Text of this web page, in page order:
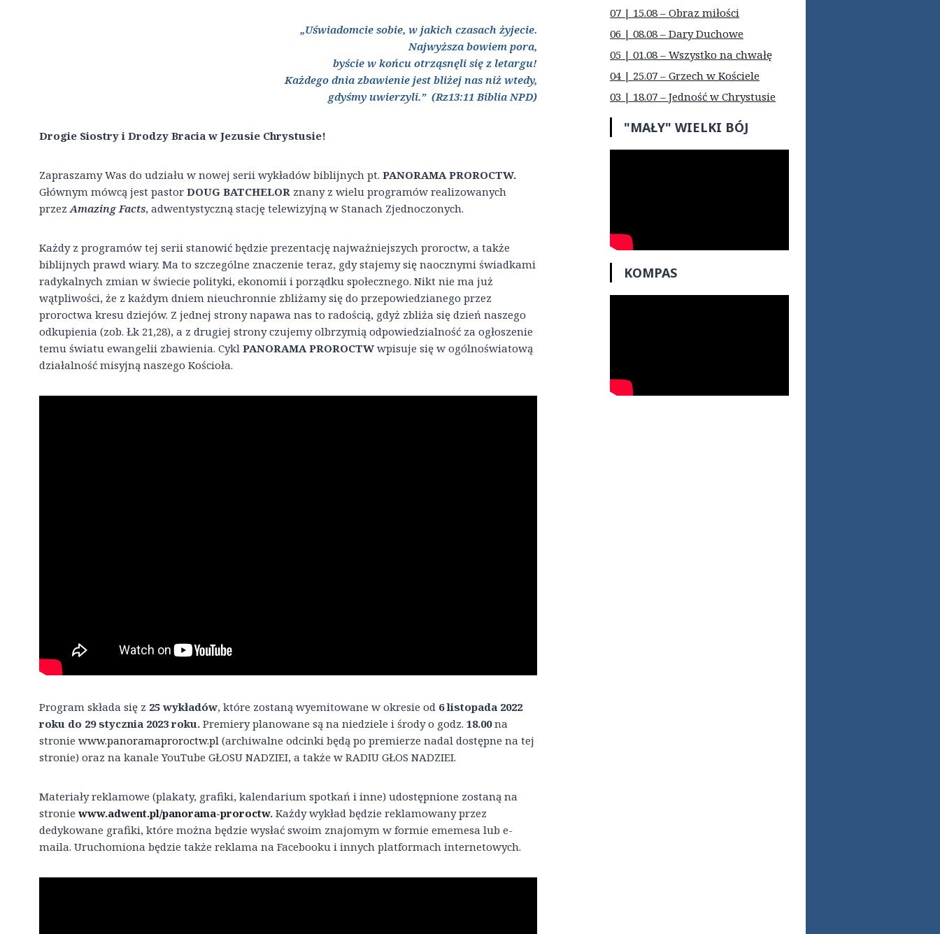
„Uświadomcie sobie, w jakich czasach żyjecie.
Najwyższa bowiem pora,
byście w końcu otrząsnęli się z letargu!
Każdego dnia zbawienie jest bliżej nas niż wtedy,
gdyśmy uwierzyli.” (Rz13:11 Biblia NPD)
Drogie Siostry i Drodzy Bracia w Jezusie Chrystusie!
Zapraszamy Was do udziału w nowej serii wykładów biblijnych pt. PANORAMA PROROCTW.
Głównym mówcą jest pastor DOUG BATCHELOR znany z wielu programów realizowanych
przezAmazing Facts, adwentystyczną stację telewizyjną w Stanach Zjednoczonych.
Każdy z programów tej serii stanowić będzie prezentację najważniejszych proroctw, a także
biblijnych prawd wiary. Ma to szczególne znaczenie teraz, gdy stajemy się naocznymi świadkami
radykalnych zmian w świecie polityki, ekonomii i porządku społecznego. Nikt nie ma już
wątpliwości, że z każdym dniem nieuchronnie zbliżamy się do przepowiedzianego przez
proroctwa kresu dziejów. Z jednej strony napawa nas to radością, gdyż zbliża się dzień naszego
odkupienia (zob. Łk 21,28), a z drugiej strony czujemy olbrzymią odpowiedzialność za ogłoszenie
temu światu ewangelii zbawienia. Cykl PANORAMA PROROCTW wpisuje się w ogólnoświatową
działalność misyjną naszego Kościoła.
Program składa się z 25 wykładów, które zostaną wyemitowane w okresie od 6 listopada 2022
roku do 29 stycznia 2023 roku. Premiery planowane są na niedziele i środy o godz. 18.00na
stronie www.panoramaproroctw.pl (archiwalne odcinki będą po premierze nadal dostępne na tej
stronie) oraz na kanale YouTube GŁOSU NADZIEI, a także w RADIU GŁOS NADZIEI.
Materiały reklamowe (plakaty, grafiki, kalendarium spotkań i inne) udostępnione zostaną na
stronie www.adwent.pl/panorama-proroctw. Każdy wykład będzie reklamowany przez
dedykowane grafiki, które można będzie wysłać swoim znajomym w formie ememesa lub e-
maila. Uruchomiona będzie także reklama na Facebooku i innych platformach internetowych.
07 | 15.08 – Obraz miłości
06 | 08.08 – Dary Duchowe
05 | 01.08 – Wszystko na chwałę
04 | 25.07 – Grzech w Kościele
03 | 18.07 – Jedność w Chrystusie
"MAŁY" WIELKI BÓJ
KOMPAS